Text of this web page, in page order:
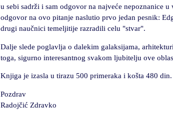
u sebi sadrži i sam odgovor na najveće nepoznanice u
odgovor na ovo pitanje naslutio prvo jedan pesnik:
drugi naučnici temeljitije razradili celu "stvar".
Dalje slede poglavlja o dalekim galaksijama,
toga, sigurno interesantnog svakom ljubitelju ove
Knjiga je izasla u tirazu 500 primeraka i košta 480 din.
Pozdrav
Radojčić Zdravko